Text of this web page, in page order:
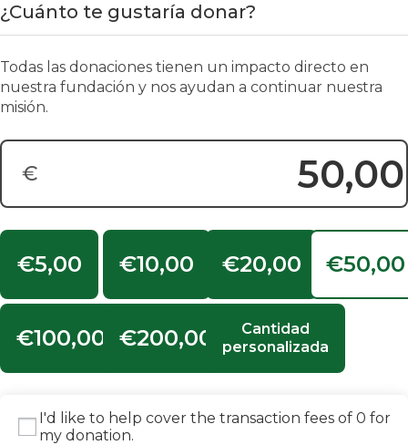
¿Cuánto te gustaría donar?
Todas las donaciones tienen un impacto directo en
nuestra fundación y nos ayudan a continuar nuestra
misión.
€
Cantidad a donar:
€5,00 €10,00 €20,00 €50,00
€100,00 €200,00
Cantidad
personalizada
I'd like to help cover the transaction fees of 0 for
my donation.